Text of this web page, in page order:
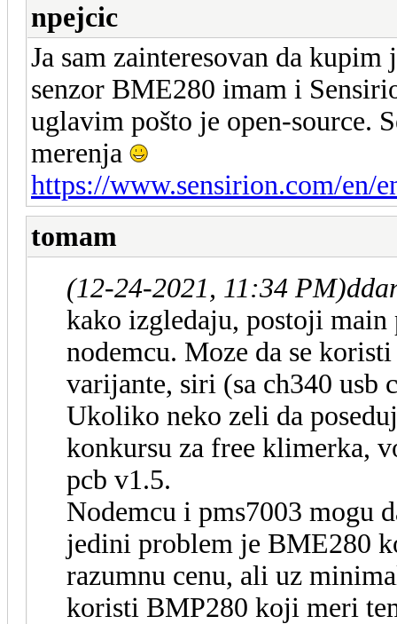
npejcic
Ja sam zainteresovan da
senzor BME280 imam i
uglavim pošto je open-source.
merenja
https://www.sensirion.com/en/
tomam
(12-24-2021, 11:34 PM)
kako izgledaju, postoji main
nodemcu. Moze da se
varijante, siri (sa ch340
Ukoliko neko zeli da
konkursu za free klimerka,
pcb v1.5.
Nodemcu i pms7003 mogu
jedini problem je BME280
razumnu cenu, ali uz
koristi BMP280 koji meri